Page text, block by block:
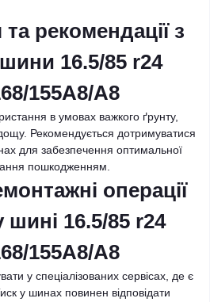
рекомендації з
шини 16.5/85 r24
155A8/A8
в умовах важкого ґрунту,
Рекомендується дотримуватися
для забезпечення оптимальної
пошкодженням.
операції
шині 16.5/85 r24
155A8/A8
у спеціалізованих сервісах, де є
у шинах повинен відповідати